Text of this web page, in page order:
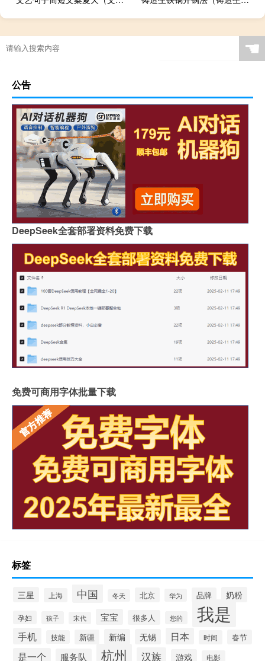
☚
公告
DeepSeek全套部署资料免费下载
免费可商用字体批量下载
标签
三星 上海 中国 冬天 北京 华为 品牌 奶粉
孕妇 孩子 宋代 宝宝 很多人 您的 我是
手机 技能 新疆 新编 无锡 日本 时间 春节
是一个 服务队 杭州 汉族 游戏 电影